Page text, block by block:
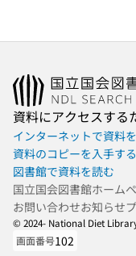
資料にアクセスする
インターネットで資料
資料のコピーを入手する
図書館で資料を読む
国立国会図書館ホーム
お問い合わせお知らせ
© 2024- National Diet
画面番号102